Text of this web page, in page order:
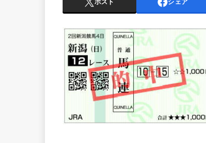
ポスト シェア